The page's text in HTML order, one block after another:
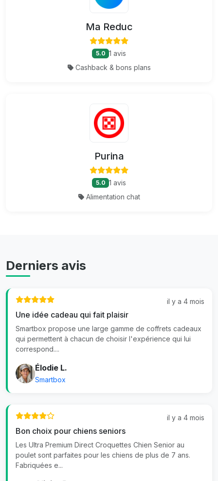
Ma Reduc
5.0 1 avis
Cashback & bons plans
Purina
5.0 1 avis
Alimentation chat
Derniers avis
il y a 4 mois
Une idée cadeau qui fait plaisir
Smartbox propose une large gamme de coffrets cadeaux
qui permettent à chacun de choisir l'expérience qui lui
correspond....
Élodie L.
Smartbox
il y a 4 mois
Bon choix pour chiens seniors
Les Ultra Premium Direct Croquettes Chien Senior au
poulet sont parfaites pour les chiens de plus de 7 ans.
Fabriquées e...